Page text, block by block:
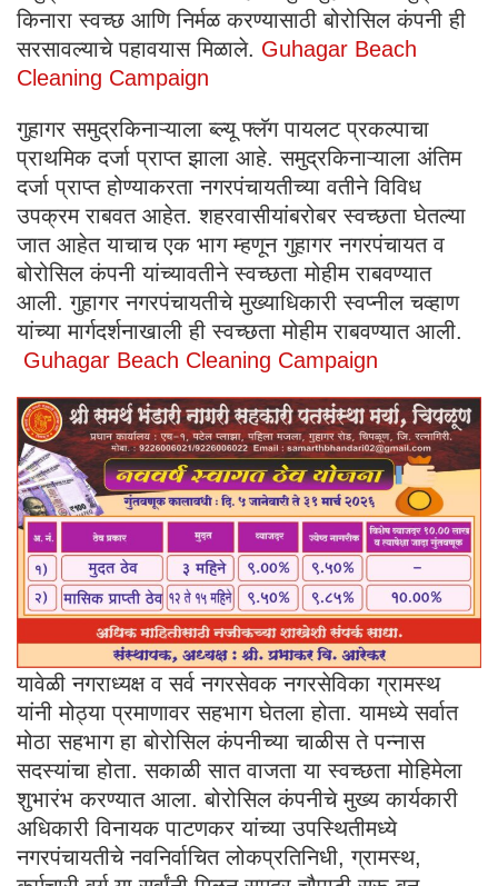
किनारा स्वच्छ आणि निर्मळ करण्यासाठी बोरोसिल कंपनी ही
सरसावल्याचे पहावयास मिळाले. Guhagar Beach
Cleaning Campaign
गुहागर समुद्रकिनाऱ्याला ब्ल्यू फ्लॅग पायलट प्रकल्पाचा
प्राथमिक दर्जा प्राप्त झाला आहे. समुद्रकिनाऱ्याला अंतिम
दर्जा प्राप्त होण्याकरता नगरपंचायतीच्या वतीने विविध
उपक्रम राबवत आहेत. शहरवासीयांबरोबर स्वच्छता घेतल्या
जात आहेत याचाच एक भाग म्हणून गुहागर नगरपंचायत व
बोरोसिल कंपनी यांच्यावतीने स्वच्छता मोहीम राबवण्यात
आली. गुहागर नगरपंचायतीचे मुख्याधिकारी स्वप्नील चव्हाण
यांच्या मार्गदर्शनाखाली ही स्वच्छता मोहीम राबवण्यात आली.
Guhagar Beach Cleaning Campaign
यावेळी नगराध्यक्ष व सर्व नगरसेवक नगरसेविका ग्रामस्थ
यांनी मोठ्या प्रमाणावर सहभाग घेतला होता. यामध्ये सर्वात
मोठा सहभाग हा बोरोसिल कंपनीच्या चाळीस ते पन्नास
सदस्यांचा होता. सकाळी सात वाजता या स्वच्छता मोहिमेला
शुभारंभ करण्यात आला. बोरोसिल कंपनीचे मुख्य कार्यकारी
अधिकारी विनायक पाटणकर यांच्या उपस्थितीमध्ये
नगरपंचायतीचे नवनिर्वाचित लोकप्रतिनिधी, ग्रामस्थ,